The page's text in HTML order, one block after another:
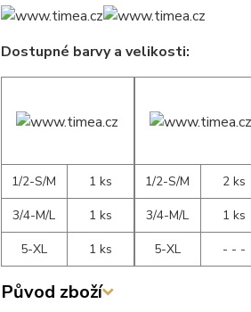
Dostupné barvy a velikosti:
1/2-S/M
1 ks
3/4-M/L
1 ks
5-XL
1 ks
1/2-S/M
2 ks
3/4-M/L
1 ks
5-XL
- - -
Původ zboží